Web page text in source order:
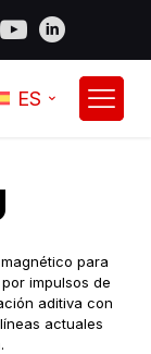
ES
para
impulsos de
aditiva con
actuales